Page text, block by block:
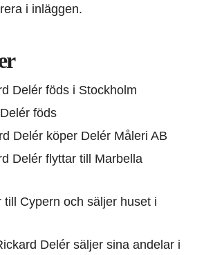
i inläggen.
Delér föds i Stockholm
föds
Delér köper Delér Måleri AB
Delér flyttar till Marbella
till Cypern och säljer huset i
Delér säljer sina andelar i